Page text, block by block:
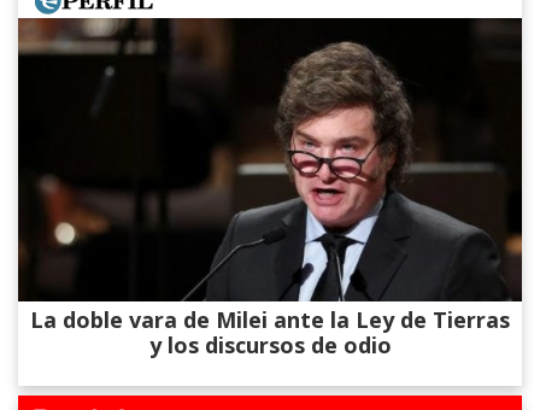
La doble vara de Milei ante la Ley de Tierras
y los discursos de odio